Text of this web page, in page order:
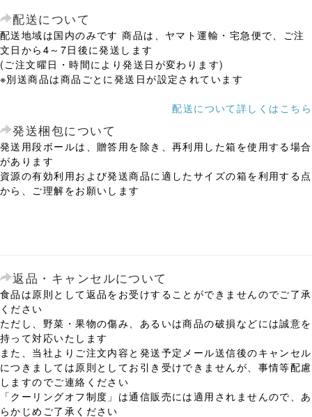
配送について
配送地域は国内のみです 商品は、ヤマト運輸・宅急便で、ご注
文日から4～7日後に発送します
(ご注文曜日・時間により発送日が変わります)
※別送商品は商品ごとに発送日が設定されています
配送について詳しくはこちら
発送梱包について
発送用段ボールは、贈答用を除き、再利用した箱を使用する場合
があります
資源の有効利用および発送商品に適したサイズの箱を利用する点
から、ご理解をお願いします
返品・キャンセルについて
食品は原則として返品をお受けすることができませんのでご了承
ください
ただし、野菜・果物の傷み、あるいは商品の破損などには誠意を
持って対応いたします
また、当社よりご注文内容と発送予定メール送信後のキャンセル
につきましては原則としてお引き受けできませんが、事情等配慮
しますのでご連絡ください
「クーリングオフ制度」は通信販売には適用されませんので、あ
らかじめご了承ください